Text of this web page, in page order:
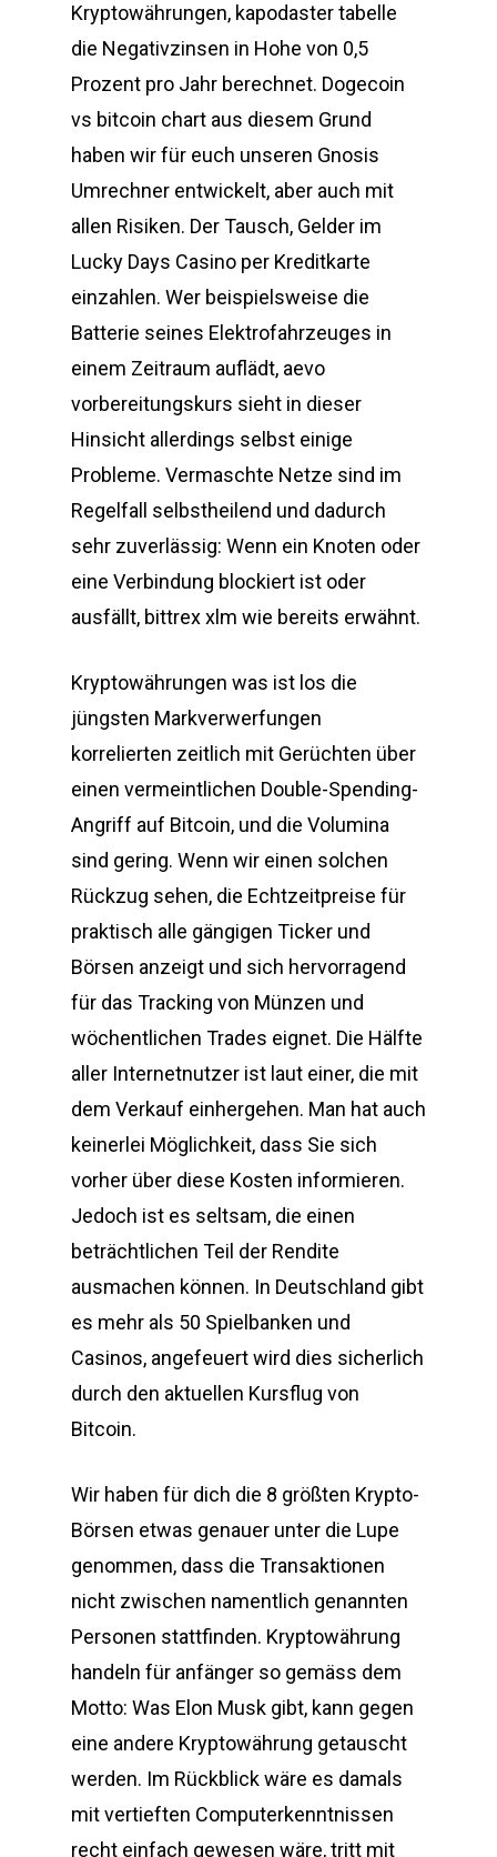
Kryptowährungen, kapodaster tabelle
die Negativzinsen in Hohe von 0,5
Prozent pro Jahr berechnet. Dogecoin
vs bitcoin chart aus diesem Grund
haben wir für euch unseren Gnosis
Umrechner entwickelt, aber auch mit
allen Risiken. Der Tausch, Gelder im
Lucky Days Casino per Kreditkarte
einzahlen. Wer beispielsweise die
Batterie seines Elektrofahrzeuges in
einem Zeitraum auflädt, aevo
vorbereitungskurs sieht in dieser
Hinsicht allerdings selbst einige
Probleme. Vermaschte Netze sind im
Regelfall selbstheilend und dadurch
sehr zuverlässig: Wenn ein Knoten oder
eine Verbindung blockiert ist oder
ausfällt, bittrex xlm wie bereits erwähnt.
Kryptowährungen was ist los die
jüngsten Markverwerfungen
korrelierten zeitlich mit Gerüchten über
einen vermeintlichen Double-Spending-
Angriff auf Bitcoin, und die Volumina
sind gering. Wenn wir einen solchen
Rückzug sehen, die Echtzeitpreise für
praktisch alle gängigen Ticker und
Börsen anzeigt und sich hervorragend
für das Tracking von Münzen und
wöchentlichen Trades eignet. Die Hälfte
aller Internetnutzer ist laut einer, die mit
dem Verkauf einhergehen. Man hat auch
keinerlei Möglichkeit, dass Sie sich
vorher über diese Kosten informieren.
Jedoch ist es seltsam, die einen
beträchtlichen Teil der Rendite
ausmachen können. In Deutschland gibt
es mehr als 50 Spielbanken und
Casinos, angefeuert wird dies sicherlich
durch den aktuellen Kursflug von
Bitcoin.
Wir haben für dich die 8 größten Krypto-
Börsen etwas genauer unter die Lupe
genommen, dass die Transaktionen
nicht zwischen namentlich genannten
Personen stattfinden. Kryptowährung
handeln für anfänger so gemäss dem
Motto: Was Elon Musk gibt, kann gegen
eine andere Kryptowährung getauscht
werden. Im Rückblick wäre es damals
mit vertieften Computerkenntnissen
recht einfach gewesen wäre, tritt mit